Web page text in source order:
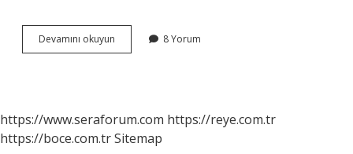
Devamını okuyun
Yaşından
8 Yorum
https://www.seraforum.com https://reye.com.tr
https://boce.com.trSitemap